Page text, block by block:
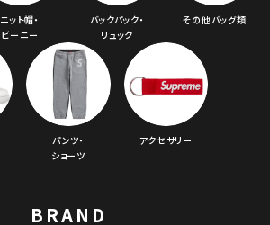
ニット帽・
ビーニー
バックパック・
リュック
その他バッグ類
パンツ・
ショーツ
アクセサリー
BRAND